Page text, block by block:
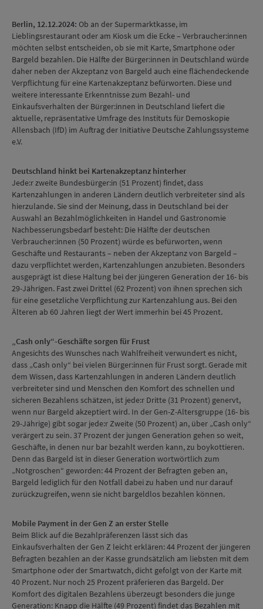
Berlin, 12.12.2024: Ob an der Supermarktkasse, im
Lieblingsrestaurant oder am Kiosk um die Ecke – Verbraucher:innen
möchten selbst entscheiden, ob sie mit Karte, Smartphone oder
Bargeld bezahlen. Die Hälfte der Bürger:innen in Deutschland würde
daher neben der Akzeptanz von Bargeld auch eine flächendeckende
Verpflichtung für eine Kartenakzeptanz befürworten. Diese und
weitere interessante Erkenntnisse zum Bezahl- und
Einkaufsverhalten der Bürger:innen in Deutschland liefert die
aktuelle, repräsentative Umfrage des Instituts für Demoskopie
Allensbach (IfD) im Auftrag der Initiative Deutsche Zahlungssysteme
e.V.
Deutschland hinkt bei Kartenakzeptanz hinterher
Jede:r zweite Bundesbürger:in (51 Prozent) findet, dass
Kartenzahlungen in anderen Ländern deutlich verbreiteter sind als
hierzulande. Sie sind der Meinung, dass in Deutschland bei der
Auswahl an Bezahlmöglichkeiten in Handel und Gastronomie
Nachbesserungsbedarf besteht: Die Hälfte der deutschen
Verbraucher:innen (50 Prozent) würde es befürworten, wenn
Geschäfte und Restaurants – neben der Akzeptanz von Bargeld –
dazu verpflichtet werden, Kartenzahlungen anzubieten. Besonders
ausgeprägt ist diese Haltung bei der jüngeren Generation der 16- bis
29-Jährigen. Fast zwei Drittel (62 Prozent) von ihnen sprechen sich
für eine gesetzliche Verpflichtung zur Kartenzahlung aus. Bei den
Älteren ab 60 Jahren liegt der Wert immerhin bei 45 Prozent.
„Cash only“-Geschäfte sorgen für Frust
Angesichts des Wunsches nach Wahlfreiheit verwundert es nicht,
dass „Cash only“ bei vielen Bürger:innen für Frust sorgt. Gerade mit
dem Wissen, dass Kartenzahlungen in anderen Ländern deutlich
verbreiteter sind und Menschen den Komfort des schnellen und
sicheren Bezahlens schätzen, ist jede:r Dritte (31 Prozent) genervt,
wenn nur Bargeld akzeptiert wird. In der Gen-Z-Altersgruppe (16- bis
29-Jährige) gibt sogar jede:r Zweite (50 Prozent) an, über „Cash only“
verärgert zu sein. 37 Prozent der jungen Generation gehen so weit,
Geschäfte, in denen nur bar bezahlt werden kann, zu boykottieren.
Denn das Bargeld ist in dieser Generation wortwörtlich zum
„Notgroschen“ geworden: 44 Prozent der Befragten geben an,
Bargeld lediglich für den Notfall dabei zu haben und nur darauf
zurückzugreifen, wenn sie nicht bargeldlos bezahlen können.
Mobile Payment in der Gen Z an erster Stelle
Beim Blick auf die Bezahlpräferenzen lässt sich das
Einkaufsverhalten der Gen Z leicht erklären: 44 Prozent der jüngeren
Befragten bezahlen an der Kasse grundsätzlich am liebsten mit dem
Smartphone oder der Smartwatch, dicht gefolgt von der Karte mit
40 Prozent. Nur noch 25 Prozent präferieren das Bargeld. Der
Komfort des digitalen Bezahlens überzeugt besonders die junge
Generation: Knapp die Hälfte (49 Prozent) findet das Bezahlen mit